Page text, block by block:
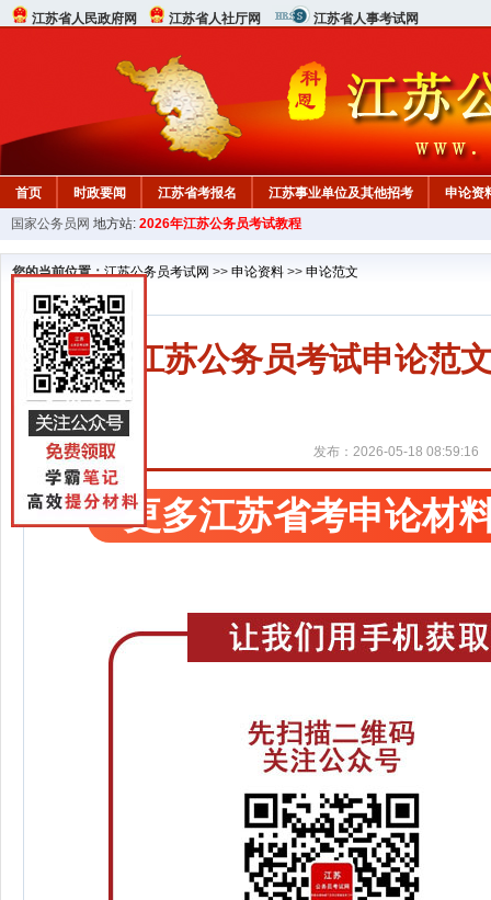
江苏省人民政府网 江苏省人社厅网 江苏省人事考试网
首页 时政要闻 江苏省考报名 江苏事业单位及其他招考
申论资
国家公务员网 地方站: 2026年江苏公务员考试教程
您的当前位置：江苏公务员考试网 >> 申论资料 >> 申论范文
2027江苏公务员考试申论范
发布：2026-05-18 08:59:16
更多江苏省考申论材